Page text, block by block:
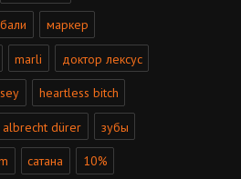
бали маркер
marli доктор лексус
heartless bitch
albrecht dürer зубы
сатана 10%